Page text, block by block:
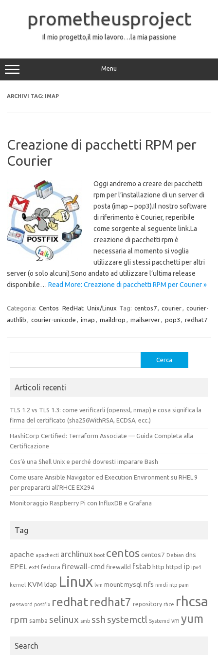
contenutoprometheusproject
Il mio progetto,il mio lavoro…la mia passione
Menu
ARCHIVI TAG: IMAP
Creazione di pacchetti RPM per
Courier
Oggi andremo a creare dei pacchetti
rpm per l’installazione di un server di
posta (imap – pop3).Il nostro software
di riferimento è Courier, reperibile
come sorgente al seguente link.La
creazione di pacchetti rpm è
necessaria al momento si voglia
utilizzare gli stessi pacchetti per altri
server (o solo alcuni).Sono andato ad utilizzare l’ultima release
disponibile… Read More: Creazione di pacchetti RPM per Courier »
Categoria: Centos RedHat Unix/Linux Tag: centos7, courier, courier-
authlib , courier-unicode , imap , maildrop , mailserver, pop3 , redhat7
per:
Articoli recenti
TLS 1.2 vs TLS 1.3: come verificarli (openssl, nmap) e cosa significa la
firma del certificato (sha256WithRSA, ECDSA, ecc.)
HashiCorp Certified: Terraform Associate — Guida Completa alla
Certificazione
Cos’è una Shell Unix e perché dovresti imparare Bash
Come usare Ansible Navigator ed Execution Environment su RHEL 9
per prepararti all’RHCE EX294
Monitoraggio Raspberry Pi con InfluxDB e Grafana
Tag
apache apachectl archlinux boot centoscentos7 Debian dns
EPEL ext4 fedora firewall-cmd firewalld fstabhttp httpd ip ipv4
kernel KVM ldap Linux lvm mountmysql nfs nmcli ntp pam
password postfix redhatredhat7 repository rhce rhcsa
rpm samba selinux smb ssh systemctl Systemd vm yum
Search